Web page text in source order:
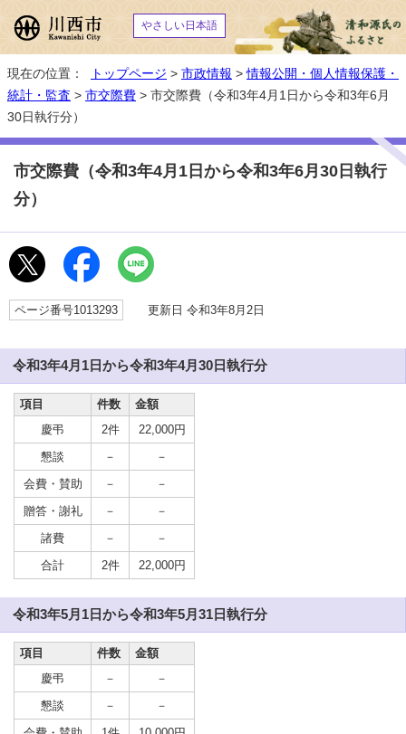
やさしい日本語
現在の位置： トップページ > 市政情報 >情報公開・個人情報保護・
統計・監査 > 市交際費 > 市交際費（令和3年4月1日から令和3年6月
30日執行分）
市交際費（令和3年4月1日から令和3年6月30日執行
分）
ページ番号1013293 更新日 令和3年8月2日
令和3年4月1日から令和3年4月30日執行分
項目 件数
金額
慶弔
2件
22,000円
懇談
－
－
会費・賛助
－
－
贈答・謝礼
－
－
諸費
－
－
合計
2件 22,000円
令和3年5月1日から令和3年5月31日執行分
項目 件数
金額
慶弔
－
－
懇談
－
－